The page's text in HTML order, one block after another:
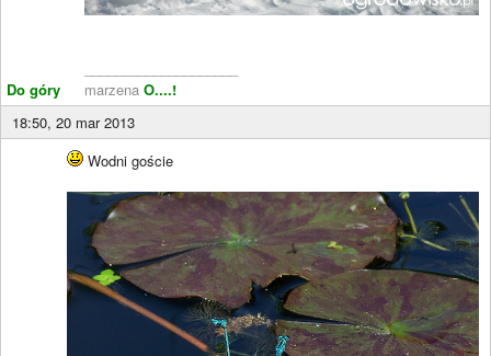
Do góry
marzena O....!
18:50, 20 mar 2013
Wodni goście